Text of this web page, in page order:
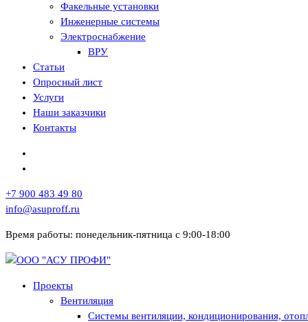
Факельные установки
Инженерные системы
Электроснабжение
ВРУ
Статьи
Опросный лист
Услуги
Наши заказчики
Контакты
+7 900 483 49 80
info@asuproff.ru
Время работы: понедельник-пятница с 9:00-18:00
Инженерные решения в энергетике и промышленности
Проекты
Вентиляция
Системы вентиляции, кондиционирования,